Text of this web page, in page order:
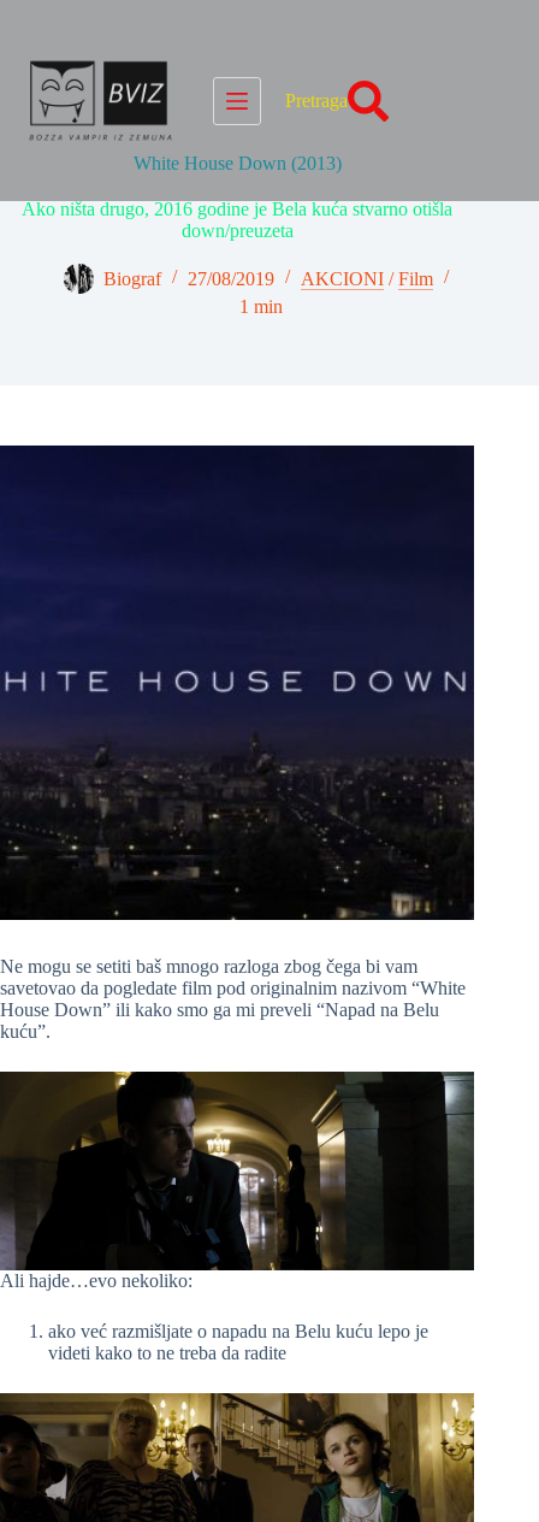
Pretraga
White House Down (2013)
Ako ništa drugo, 2016 godine je Bela kuća stvarno otišla
down/preuzeta
Biograf 27/08/2019 AKCIONI/Film
1 min
Ne mogu se setiti baš mnogo razloga zbog čega bi vam
savetovao da pogledate film pod originalnim nazivom “White
House Down” ili kako smo ga mi preveli “Napad na Belu
kuću”.
Ali hajde…evo nekoliko:
ako već razmišljate o napadu na Belu kuću lepo je
videti kako to ne treba da radite